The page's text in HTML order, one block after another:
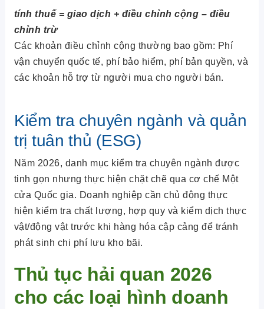
tính thuế = giao dịch + điều chỉnh cộng – điều
chỉnh trừ
Các khoản điều chỉnh cộng thường bao gồm: Phí
vận chuyển quốc tế, phí bảo hiểm, phí bản quyền, và
các khoản hỗ trợ từ người mua cho người bán.
Kiểm tra chuyên ngành và quản
trị tuân thủ (ESG)
Năm 2026, danh mục kiểm tra chuyên ngành được
tinh gọn nhưng thực hiện chặt chẽ qua cơ chế Một
cửa Quốc gia. Doanh nghiệp cần chủ động thực
hiện kiểm tra chất lượng, hợp quy và kiểm dịch thực
vật/động vật trước khi hàng hóa cập cảng để tránh
phát sinh chi phí lưu kho bãi.
Thủ tục hải quan 2026
cho các loại hình doanh